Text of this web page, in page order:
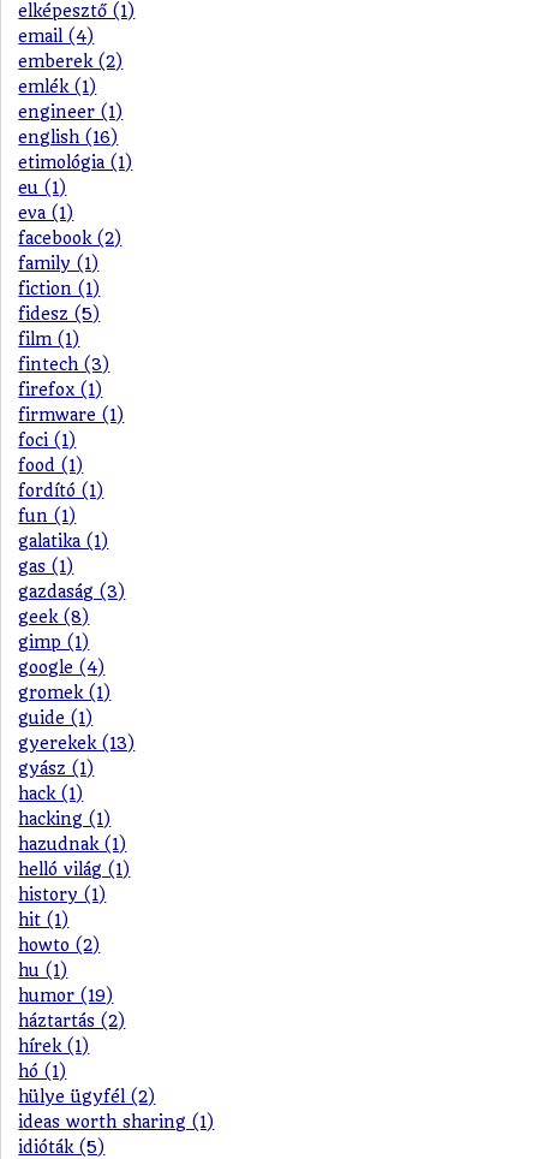
elképesztő (1)
email (4)
emberek (2)
emlék (1)
engineer (1)
english (16)
etimológia (1)
eu (1)
eva (1)
facebook (2)
family (1)
fiction (1)
fidesz (5)
film (1)
fintech (3)
firefox (1)
firmware (1)
foci (1)
food (1)
fordító (1)
fun (1)
galatika (1)
gas (1)
gazdaság (3)
geek (8)
gimp (1)
google (4)
gromek (1)
guide (1)
gyerekek (13)
gyász (1)
hack (1)
hacking (1)
hazudnak (1)
helló világ (1)
history (1)
hit (1)
howto (2)
hu (1)
humor (19)
háztartás (2)
hírek (1)
hó (1)
hülye ügyfél (2)
ideas worth sharing (1)
idióták (5)